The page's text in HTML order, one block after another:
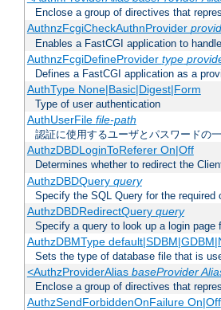
Enclose a group of directives that
AuthnzFcgiCheckAuthnProvider
Enables a FastCGI application to
AuthnzFcgiDefineProvider type
Defines a FastCGI application as a
AuthType None|Basic|Digest|Form
Type of user authentication
AuthUserFile file-path
認証に使用するユーザとパスワードの
AuthzDBDLoginToReferer On|Off
Determines whether to redirect the
AuthzDBDQuery query
Specify the SQL Query for the required
AuthzDBDRedirectQuery query
Specify a query to look up a login page
AuthzDBMType
Sets the type of database file that is
<AuthzProviderAlias baseProvider
Enclose a group of directives that
AuthzSendForbiddenOnFailure On|Off